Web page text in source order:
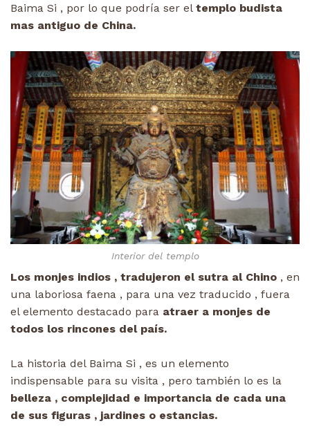
Baima Si , por lo que podría ser el templo budista
mas antiguo de China.
Interior del templo
Los monjes indios , tradujeron el sutra al Chino , en
una laboriosa faena , para una vez traducido , fuera
el elemento destacado para atraer a monjes de
todos los rincones del país.
La historia del Baima Si , es un elemento
indispensable para su visita , pero también lo es la
belleza , complejidad e importancia de cada una
de sus figuras , jardines o estancias.